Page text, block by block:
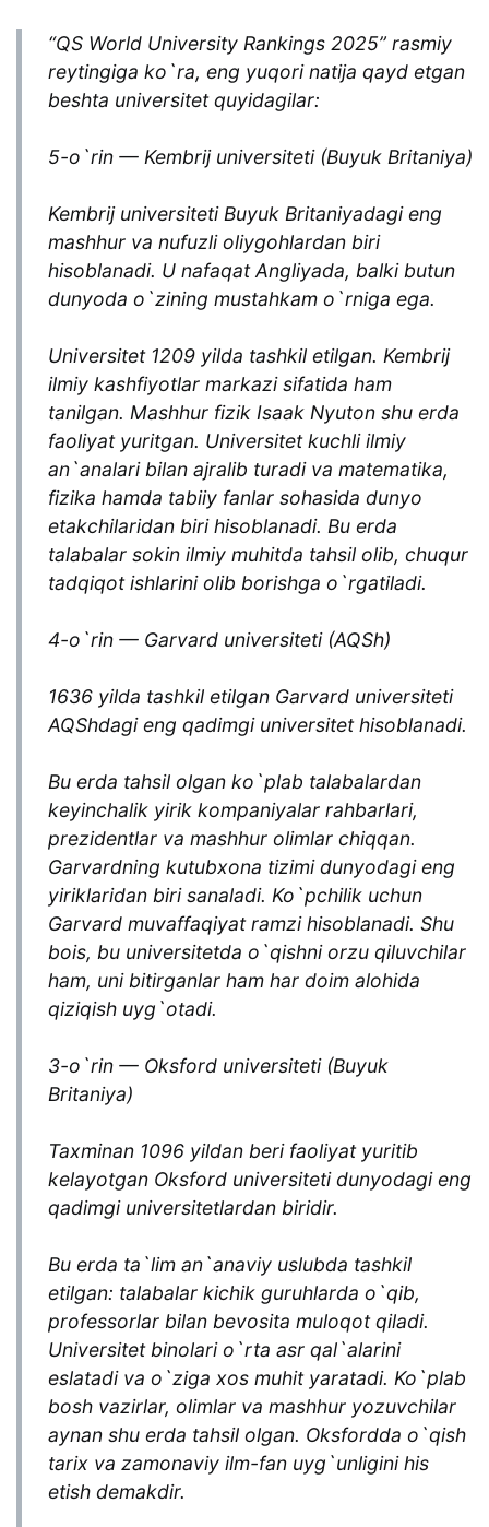
“QS World University Rankings 2025” rasmiy
reytingiga ko`ra, eng yuqori natija qayd etgan
beshta universitet quyidagilar:
5-o`rin — Kembrij universiteti (Buyuk Britaniya)
Kembrij universiteti Buyuk Britaniyadagi eng
mashhur va nufuzli oliygohlardan biri
hisoblanadi. U nafaqat Angliyada, balki butun
dunyoda o`zining mustahkam o`rniga ega.
Universitet 1209 yilda tashkil etilgan. Kembrij
ilmiy kashfiyotlar markazi sifatida ham
tanilgan. Mashhur fizik Isaak Nyuton shu erda
faoliyat yuritgan. Universitet kuchli ilmiy
an`analari bilan ajralib turadi va matematika,
fizika hamda tabiiy fanlar sohasida dunyo
etakchilaridan biri hisoblanadi. Bu erda
talabalar sokin ilmiy muhitda tahsil olib, chuqur
tadqiqot ishlarini olib borishga o`rgatiladi.
4-o`rin — Garvard universiteti (AQSh)
1636 yilda tashkil etilgan Garvard universiteti
AQShdagi eng qadimgi universitet hisoblanadi.
Bu erda tahsil olgan ko`plab talabalardan
keyinchalik yirik kompaniyalar rahbarlari,
prezidentlar va mashhur olimlar chiqqan.
Garvardning kutubxona tizimi dunyodagi eng
yiriklaridan biri sanaladi. Ko`pchilik uchun
Garvard muvaffaqiyat ramzi hisoblanadi. Shu
bois, bu universitetda o`qishni orzu qiluvchilar
ham, uni bitirganlar ham har doim alohida
qiziqish uyg`otadi.
3-o`rin — Oksford universiteti (Buyuk
Britaniya)
Taxminan 1096 yildan beri faoliyat yuritib
kelayotgan Oksford universiteti dunyodagi eng
qadimgi universitetlardan biridir.
Bu erda ta`lim an`anaviy uslubda tashkil
etilgan: talabalar kichik guruhlarda o`qib,
professorlar bilan bevosita muloqot qiladi.
Universitet binolari o`rta asr qal`alarini
eslatadi va o`ziga xos muhit yaratadi. Ko`plab
bosh vazirlar, olimlar va mashhur yozuvchilar
aynan shu erda tahsil olgan. Oksfordda o`qish
tarix va zamonaviy ilm-fan uyg`unligini his
etish demakdir.